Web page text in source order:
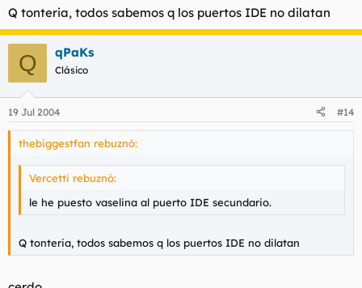
Q tonteria, todos sabemos q los puertos IDE no dilatan
Q qPaKs
Clásico
19 Jul 2004 #14
thebiggestfan rebuznó:
Vercetti rebuznó:
le he puesto vaselina al puerto IDE secundario.
Q tonteria, todos sabemos q los puertos IDE no dilatan